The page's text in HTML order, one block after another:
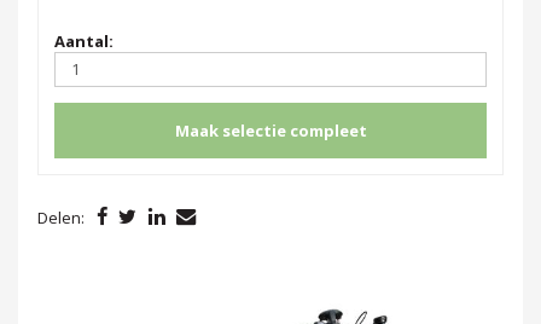
Aantal:
Maak selectie compleet
Delen: